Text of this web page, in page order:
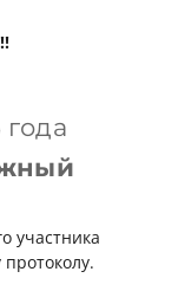
участника
протоколу.